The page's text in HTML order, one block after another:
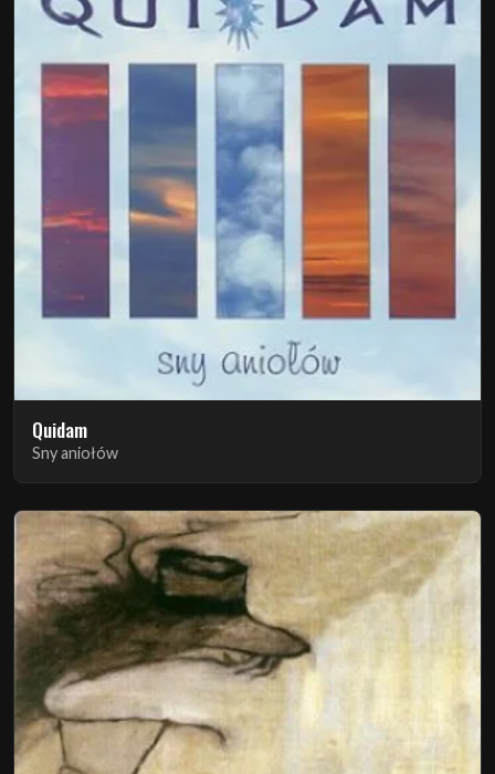
Quidam
Sny aniołów